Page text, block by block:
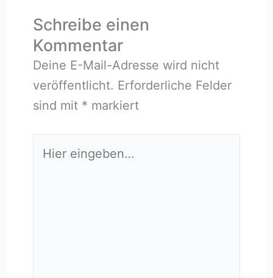
Schreibe einen
Kommentar
Deine E-Mail-Adresse wird nicht
veröffentlicht. Erforderliche Felder
sind mit * markiert
eingeben…